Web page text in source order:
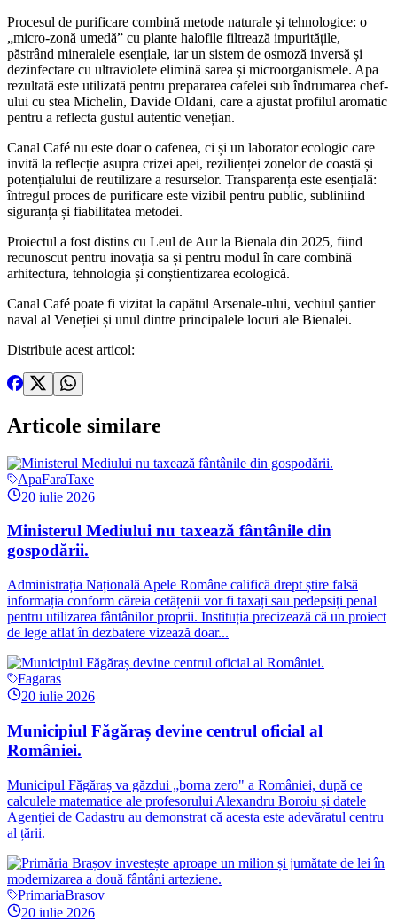
Procesul de purificare combină metode naturale și tehnologice: o
„micro-zonă umedă” cu plante halofile filtrează impuritățile,
păstrând mineralele esențiale, iar un sistem de osmoză inversă și
dezinfectare cu ultraviolete elimină sarea și microorganismele. Apa
rezultată este utilizată pentru prepararea cafelei sub îndrumarea chef-
ului cu stea Michelin, Davide Oldani, care a ajustat profilul aromatic
pentru a reflecta gustul autentic venețian.
Canal Café nu este doar o cafenea, ci și un laborator ecologic care
invită la reflecție asupra crizei apei, rezilienței zonelor de coastă și
potențialului de reutilizare a resurselor. Transparența este esențială:
întregul proces de purificare este vizibil pentru public, subliniind
siguranța și fiabilitatea metodei.
Proiectul a fost distins cu Leul de Aur la Bienala din 2025, fiind
recunoscut pentru inovația sa și pentru modul în care combină
arhitectura, tehnologia și conștientizarea ecologică.
Canal Café poate fi vizitat la capătul Arsenale-ului, vechiul șantier
naval al Veneției și unul dintre principalele locuri ale Bienalei.
Distribuie acest articol:
Articole similare
ApaFaraTaxe
20 iulie 2026
Ministerul Mediului nu taxează fântânile din
gospodării.
Administrația Națională Apele Române califică drept știre falsă
informația conform căreia cetățenii vor fi taxați sau pedepsiți penal
pentru utilizarea fântânilor proprii. Instituția precizează că un proiect
de lege aflat în dezbatere vizează doar...
Fagaras
20 iulie 2026
Municipiul Făgăraș devine centrul oficial al
României.
Municipul Făgăraș va găzdui „borna zero" a României, după ce
calculele matematice ale profesorului Alexandru Boroiu și datele
Agenției de Cadastru au demonstrat că acesta este adevăratul centru
al țării.
PrimariaBrasov
20 iulie 2026